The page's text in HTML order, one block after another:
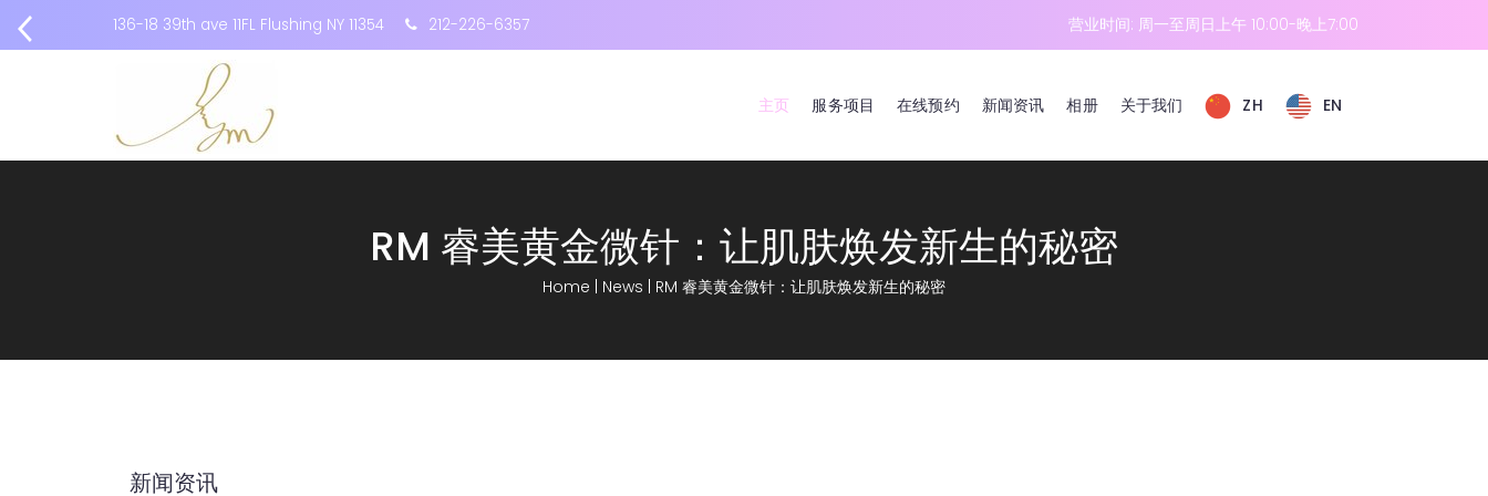
136-18 39th ave 11FL Flushing NY 11354 212-226-6357 营业时间: 周一至周日上午 10:00-晚上7:00
主页 服务项目 在线预约 新闻资讯 相册 关于我们 ZH EN
RM 睿美黄金微针：让肌肤焕发新生的秘密
Home News RM 睿美黄金微针：让肌肤焕发新生的秘密
新闻资讯